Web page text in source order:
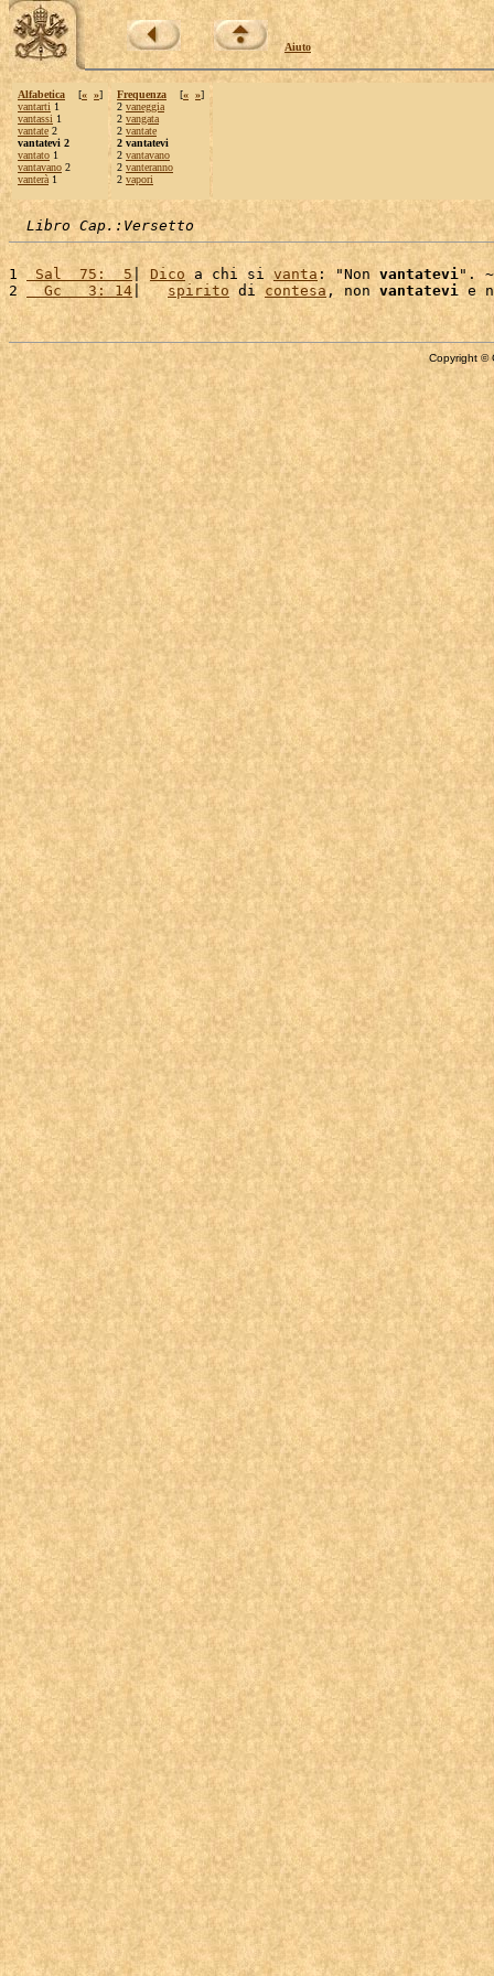
Aiuto
Alfabetica [« »]
vantarti 1
vantassi 1
vantate 2
vantatevi 2
vantato 1
vantavano 2
vanterà 1
Frequenza [« »]
2 vaneggia
2 vangata
2 vantate
2 vantatevi
2 vantavano
2 vanteranno
2 vapori
Libro Cap.:Versetto
1 Sal  75:  5| Dico a chi si vanta : "Non vantatevi".
2
  Gc   3: 14
| spirito di contesa, non vantatevi
Copyright ©